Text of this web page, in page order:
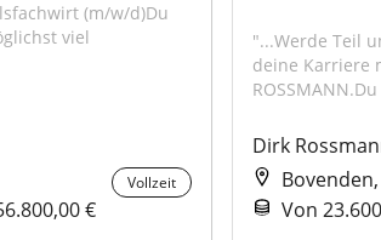
(m/w/d)Du
viel
Vollzeit
€
"...Werde Teil
deine Karriere
Dirk
Von